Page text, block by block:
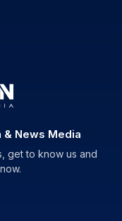
News Media
get to know us and